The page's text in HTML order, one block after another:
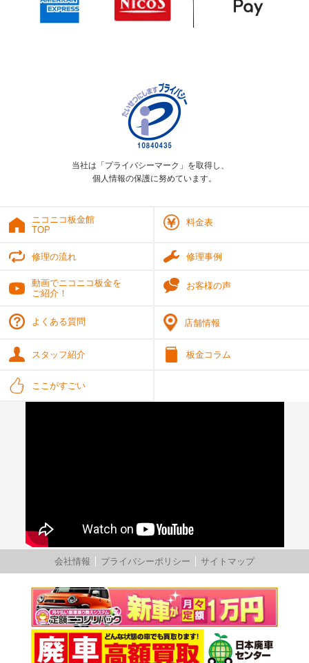
当社は「プライバシーマーク」を取得し、
個人情報の保護に努めています。
ニコニコ板金館
TOP
料金表
修理の流れ 修理事例
動画でニコニコ板金を
ご紹介！
お客様の声
よくある質問 店舗情報
スタッフ紹介 板金コラム
ここがすごい
会社情報 プライバシーポリシー サイトマップ